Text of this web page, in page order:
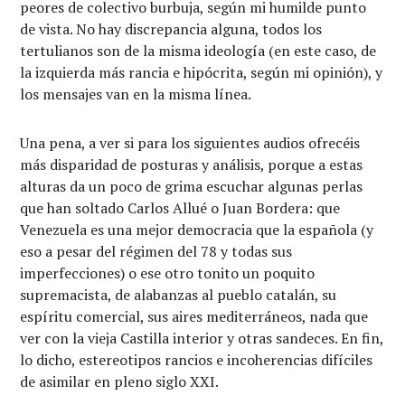
peores de colectivo burbuja, según mi humilde punto
de vista. No hay discrepancia alguna, todos los
tertulianos son de la misma ideología (en este caso, de
la izquierda más rancia e hipócrita, según mi opinión), y
los mensajes van en la misma línea.
Una pena, a ver si para los siguientes audios ofrecéis
más disparidad de posturas y análisis, porque a estas
alturas da un poco de grima escuchar algunas perlas
que han soltado Carlos Allué o Juan Bordera: que
Venezuela es una mejor democracia que la española (y
eso a pesar del régimen del 78 y todas sus
imperfecciones) o ese otro tonito un poquito
supremacista, de alabanzas al pueblo catalán, su
espíritu comercial, sus aires mediterráneos, nada que
ver con la vieja Castilla interior y otras sandeces. En fin,
lo dicho, estereotipos rancios e incoherencias difíciles
de asimilar en pleno siglo XXI.